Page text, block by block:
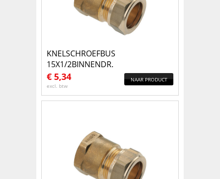
KNELSCHROEFBUS
15X1/2BINNENDR.
€ 5,34
excl. btw
NAAR PRODUCT